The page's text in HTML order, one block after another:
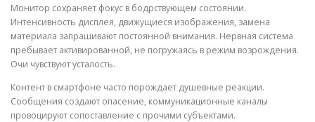
Монитор сохраняет фокус в бодрствующем состоянии.
Интенсивность дисплея, движущиеся изображения, замена
материала запрашивают постоянной внимания. Нервная система
пребывает активированной, не погружаясь в режим возрождения.
Очи чувствуют усталость.
Контент в смартфоне часто порождает душевные реакции.
Сообщения создают опасение, коммуникационные каналы
провоцируют сопоставление с прочими субъектами.